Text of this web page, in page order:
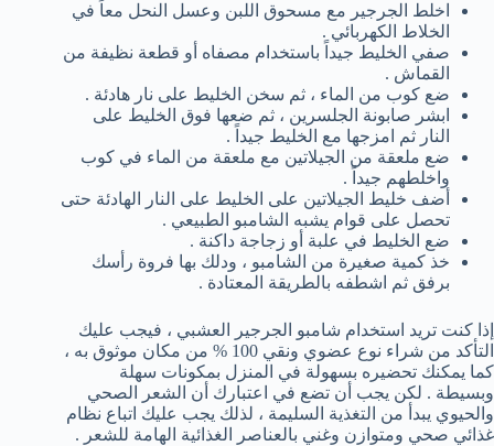
اخلط الجرجير مع مسحوق اللبن وعسل النحل معاً في
الخلاط الكهربائي .
صفي الخليط جيداً باستخدام مصفاه أو قطعة نظيفة من
القماش .
ضع كوب من الماء ، ثم سخن الخليط على نار هادئة .
ابشر صابونة الجلسرين ، ثم ضعها فوق الخليط على
النار ثم امزجها مع الخليط جيداً .
ضع ملعقة من الجيلاتين مع ملعقة من الماء في كوب
واخلطهم جيداً .
أضف خليط الجيلاتين على الخليط على النار الهادئة حتى
تحصل على قوام يشبه الشامبو الطبيعي .
ضع الخليط في علبة أو زجاجة داكنة .
خذ كمية صغيرة من الشامبو ، ودلك بها فروة رأسك
برفق ثم اشطفه بالطريقة المعتادة .
إذا كنت تريد استخدام شامبو الجرجير العشبي ، فيجب عليك
التأكد من شراء نوع عضوي ونقي 100 % من مكان موثوق به ،
كما يمكنك تحضيره بسهولة في المنزل بمكونات سهلة
وبسيطة . لكن يجب أن تضع في اعتبارك أن الشعر الصحي
والحيوي يبدأ من التغذية السليمة ، لذلك يجب عليك اتباع نظام
غذائي صحي ومتوازن وغني بالعناصر الغذائية الهامة للشعر .